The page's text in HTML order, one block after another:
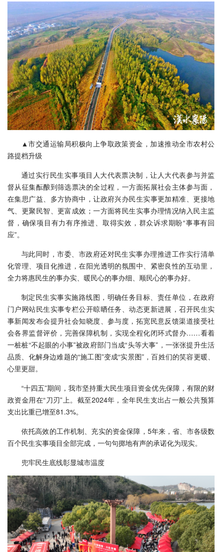
▲市交通运输局积极向上争取政策资金，加速推动全市农村公
路提档升级
通过实行民生实事项目人大代表票决制，让人大代表参与并监
督从征集酝酿到筛选票决的全过程，一方面拓展社会主体参与面，
在集思广益、多方协商中，让政府兴办民生实事更加精准、更接地
气、更聚民智、更富成效；一方面将民生实事办理情况纳入民主监
督，确保项目有力有序推进、取得实效，群众诉求期盼“事事有回
应”。
与此同时，市委、市政府还对民生实事办理推进工作实行清单
化管理、项目化推进，在阳光透明的氛围中、紧密良性的互动里，
全力将惠民生的事办实、暖民心的事办细、顺民心的事办好。
制定民生实事实施路线图，明确任务目标、责任单位，在政府
门户网站民生实事专栏公开晾晒任务、动态更新进展，召开民生实
事新闻发布会提升社会知晓度、参与度，拓宽民意反馈渠道接受社
会各界监督评价，完善保障机制，实现全程化闭环式督办……看着
一桩桩“不起眼的小事”被政府部门当成“头等大事”，一张张提升生活
品质、化解身边难题的“施工图”变成“实景图”，百姓们的笑容更暖、
心里更甜。
“十四五”期间，我市坚持重大民生项目资金优先保障，有限的财
政资金用在“刀刃”上。截至2024年，全年民生支出占一般公共预算
支出比重已增至81.3%。
依托高效的工作机制、充实的资金保障，5年来，省、市各级数
百个民生实事项目全部完成，一句句掷地有声的承诺化为现实。
兜牢民生底线彰显城市温度